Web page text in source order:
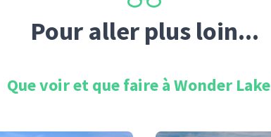
Pour aller plus loin...
Que voir et que faire àWonder Lake